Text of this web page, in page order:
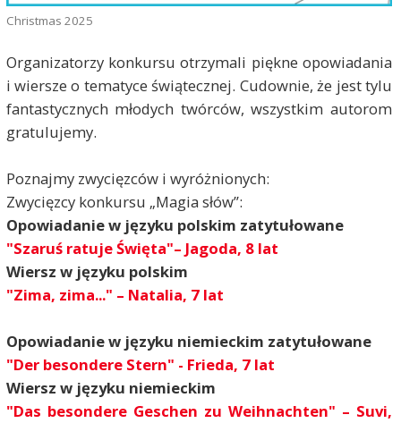
Christmas 2025
Organizatorzy konkursu otrzymali piękne opowiadania
i wiersze o tematyce świątecznej. Cudownie, że jest tylu
fantastycznych młodych twórców, wszystkim autorom
gratulujemy.
Poznajmy zwycięzców i wyróżnionych:
Zwycięzcy konkursu „Magia słów”:
Opowiadanie w języku polskim zatytułowane
"Szaruś ratuje Święta"– Jagoda, 8 lat
Wiersz w języku polskim
"Zima, zima..." – Natalia, 7 lat
Opowiadanie w języku niemieckim zatytułowane
"Der besondere Stern" - Frieda, 7 lat
Wiersz w języku niemieckim
"Das besondere Geschen zu Weihnachten" – Suvi,